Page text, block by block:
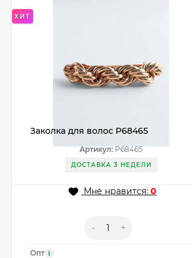
ХИТ
Заколка для волос P68465
Артикул:P68465
ДОСТАВКА 3 НЕДЕЛИ
Мне нравится:0
- +
Опт i